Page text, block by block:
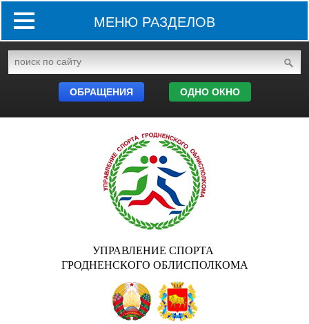
МЕНЮ РАЗДЕЛОВ
ОБРАЩЕНИЯ ОДНО ОКНО
УПРАВЛЕНИЕ СПОРТА
ГРОДНЕНСКОГО ОБЛИСПОЛКОМА